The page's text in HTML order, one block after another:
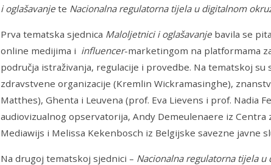
i oglašavanje te Nacionalna regulatorna tijela u digitalnom
Prva tematska sjednica Maloljetnici i oglašavanje bavila se
online medijima i influencer-marketingom na platformama
područja istraživanja, regulacije i provedbe. Na tematskoj
zdravstvene organizacije (Kremlin Wickramasinghe),
Matthes), Ghenta i Leuvena (prof. Eva Lievens i prof. Nadia
audiovizualnog opservatorija, Andy Demeulenaere iz
Mediawijs i Melissa Kekenbosch iz Belgijske savezne javne
Na drugoj tematskoj sjednici – Nacionalna regulatorna tijela